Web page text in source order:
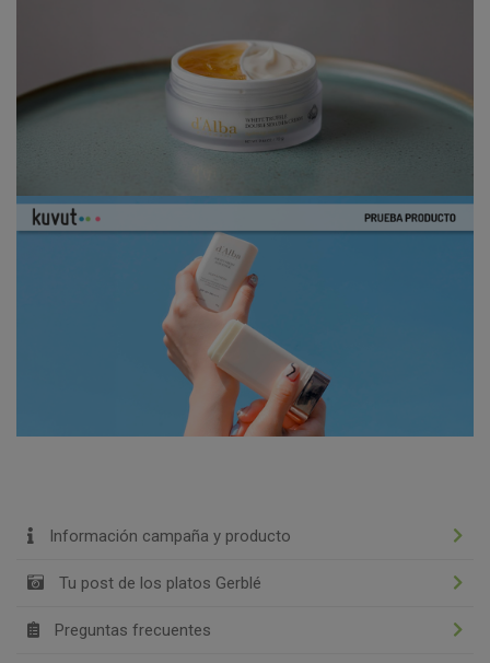
Información campaña y producto
Tu post de los platos Gerblé
Preguntas frecuentes